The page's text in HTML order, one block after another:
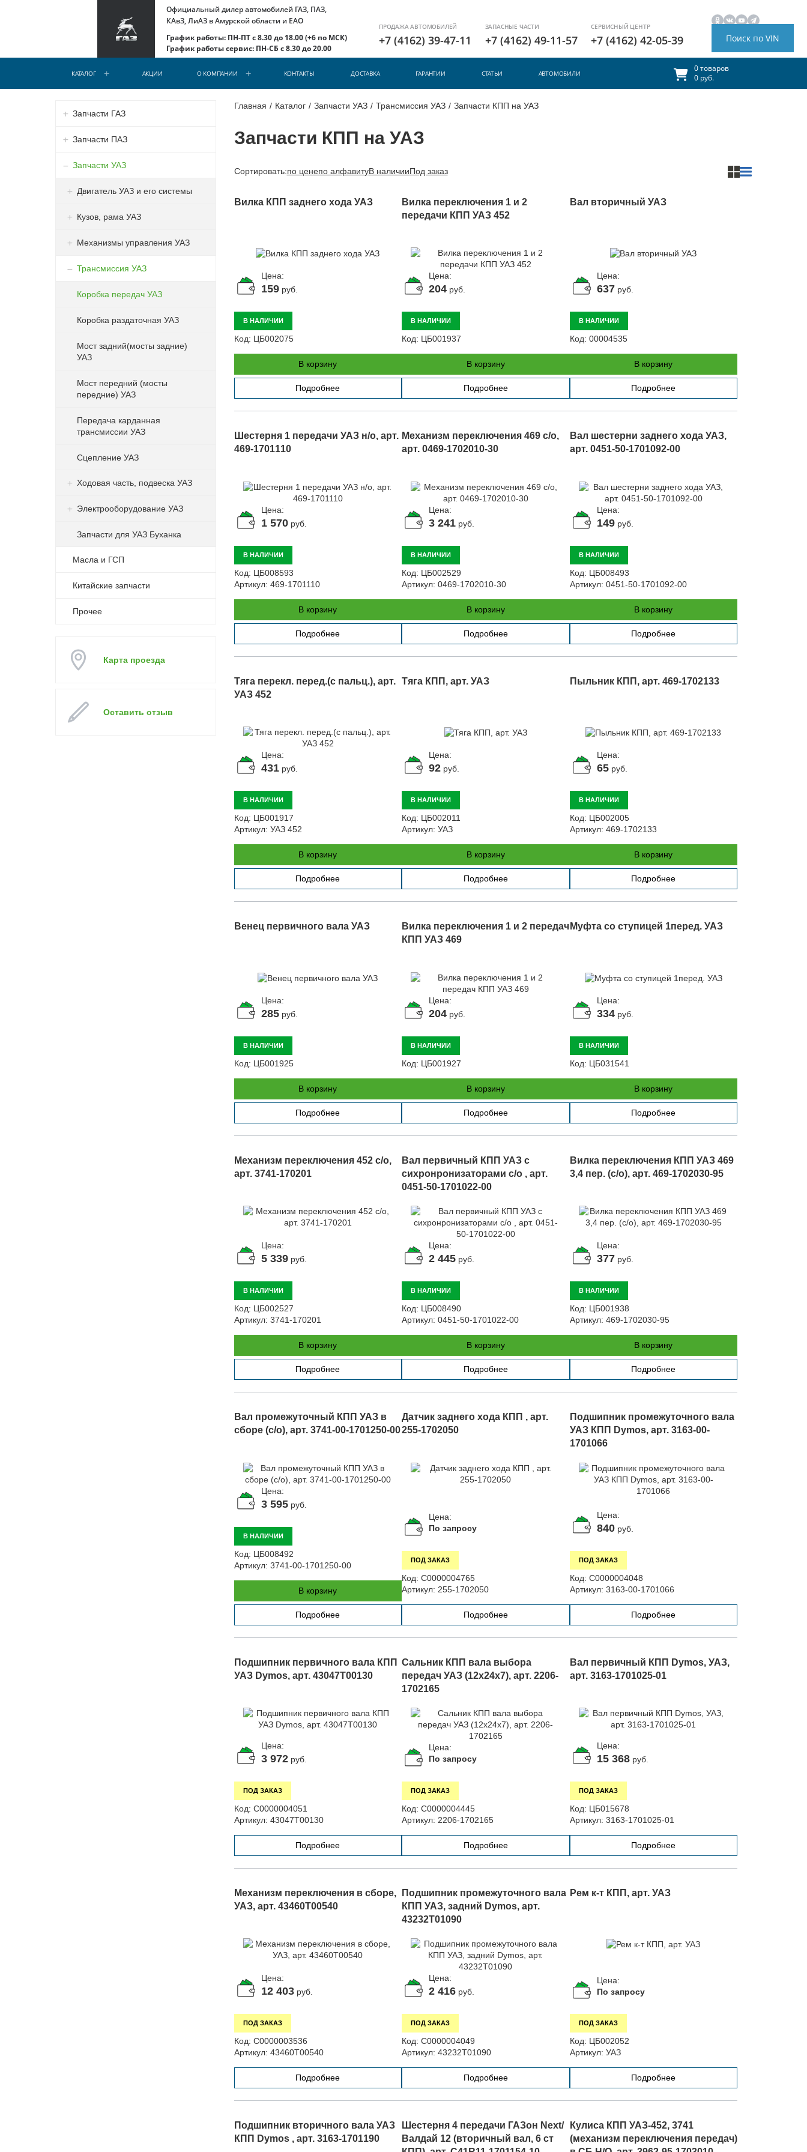
Официальный дилер автомобилей ГАЗ, ПАЗ,
КАвЗ, ЛиАЗ в Амурской области и ЕАО
График работы: ПН-ПТ с 8.30 до 18.00 (+6 по МСК)
График работы сервис: ПН-СБ с 8.30 до 20.00
ПРОДАЖА АВТОМОБИЛЕЙ
+7 (4162) 39-47-11
ЗАПАСНЫЕ ЧАСТИ
+7 (4162) 49-11-57
СЕРВИСНЫЙ ЦЕНТР
+7 (4162) 42-05-39 Поиск по VIN
КАТАЛОГ АКЦИИ О КОМПАНИИ КОНТАКТЫ ДОСТАВКА ГАРАНТИИ СТАТЬИ АВТОМОБИЛИ
0 товаров
0 руб.
Главная / Каталог / Запчасти УАЗ / Трансмиссия УАЗ / Запчасти КПП на УАЗ
Запчасти КПП на УАЗ
Запчасти ГАЗ
Запчасти ПАЗ
Запчасти УАЗ
Двигатель УАЗ и его системы
Кузов, рама УАЗ
Механизмы управления УАЗ
Трансмиссия УАЗ
Коробка передач УАЗ
Коробка раздаточная УАЗ
Мост задний(мосты задние)
УАЗ
Мост передний (мосты
передние) УАЗ
Передача карданная
трансмиссии УАЗ
Сцепление УАЗ
Ходовая часть, подвеска УАЗ
Электрооборудование УАЗ
Запчасти для УАЗ Буханка
Масла и ГСП
Китайские запчасти
Прочее
Карта проезда
Оставить отзыв
Сортировать:по ценепо алфавитуВ наличииПод заказ
Вилка КПП заднего хода УАЗ
Цена:
159руб.
В НАЛИЧИИ
Код: ЦБ002075
В корзину
Подробнее
Вилка переключения 1 и 2
передачи КПП УАЗ 452
Цена:
204 руб.
В НАЛИЧИИ
Код: ЦБ001937
В корзину
Подробнее
Вал вторичный УАЗ
Цена:
637руб.
В НАЛИЧИИ
Код: 00004535
В корзину
Подробнее
Шестерня 1 передачи УАЗ н/о, арт.
469-1701110
Цена:
1 570руб.
В НАЛИЧИИ
Код: ЦБ008593
Артикул: 469-1701110
В корзину
Подробнее
Механизм переключения 469 с/о,
арт. 0469-1702010-30
Цена:
3 241 руб.
В НАЛИЧИИ
Код: ЦБ002529
Артикул: 0469-1702010-30
В корзину
Подробнее
Вал шестерни заднего хода УАЗ,
арт. 0451-50-1701092-00
Цена:
149руб.
В НАЛИЧИИ
Код: ЦБ008493
Артикул: 0451-50-1701092-00
В корзину
Подробнее
Тяга перекл. перед.(с пальц.), арт.
УАЗ 452
Цена:
431руб.
В НАЛИЧИИ
Код: ЦБ001917
Артикул: УАЗ 452
В корзину
Подробнее
Тяга КПП, арт. УАЗ
Цена:
92 руб.
В НАЛИЧИИ
Код: ЦБ002011
Артикул: УАЗ
В корзину
Подробнее
Пыльник КПП, арт. 469-1702133
Цена:
65руб.
В НАЛИЧИИ
Код: ЦБ002005
Артикул: 469-1702133
В корзину
Подробнее
Венец первичного вала УАЗ
Цена:
285руб.
В НАЛИЧИИ
Код: ЦБ001925
В корзину
Подробнее
Вилка переключения 1 и 2 передач
КПП УАЗ 469
Цена:
204 руб.
В НАЛИЧИИ
Код: ЦБ001927
В корзину
Подробнее
Муфта со ступицей 1перед. УАЗ
Цена:
334руб.
В НАЛИЧИИ
Код: ЦБ031541
В корзину
Подробнее
Механизм переключения 452 с/о,
арт. 3741-170201
Цена:
5 339руб.
В НАЛИЧИИ
Код: ЦБ002527
Артикул: 3741-170201
В корзину
Подробнее
Вал первичный КПП УАЗ с
сихронронизаторами с/о , арт.
0451-50-1701022-00
Цена:
2 445 руб.
В НАЛИЧИИ
Код: ЦБ008490
Артикул: 0451-50-1701022-00
В корзину
Подробнее
Вилка переключения КПП УАЗ 469
3,4 пер. (с/о), арт. 469-1702030-95
Цена:
377руб.
В НАЛИЧИИ
Код: ЦБ001938
Артикул: 469-1702030-95
В корзину
Подробнее
Вал промежуточный КПП УАЗ в
сборе (с/о), арт. 3741-00-1701250-00
Цена:
3 595руб.
В НАЛИЧИИ
Код: ЦБ008492
Артикул: 3741-00-1701250-00
В корзину
Подробнее
Датчик заднего хода КПП , арт.
255-1702050
Цена:
По запросу
ПОД ЗАКАЗ
Код: С0000004765
Артикул: 255-1702050
Подробнее
Подшипник промежуточного вала
УАЗ КПП Dymos, арт. 3163-00-
1701066
Цена:
840руб.
ПОД ЗАКАЗ
Код: С0000004048
Артикул: 3163-00-1701066
Подробнее
Подшипник первичного вала КПП
УАЗ Dymos, арт. 43047T00130
Цена:
3 972руб.
ПОД ЗАКАЗ
Код: С0000004051
Артикул: 43047T00130
Подробнее
Сальник КПП вала выбора
передач УАЗ (12х24х7), арт. 2206-
1702165
Цена:
По запросу
ПОД ЗАКАЗ
Код: С0000004445
Артикул: 2206-1702165
Подробнее
Вал первичный КПП Dymos, УАЗ,
арт. 3163-1701025-01
Цена:
15 368руб.
ПОД ЗАКАЗ
Код: ЦБ015678
Артикул: 3163-1701025-01
Подробнее
Механизм переключения в сборе,
УАЗ, арт. 43460Т00540
Цена:
12 403руб.
ПОД ЗАКАЗ
Код: С0000003536
Артикул: 43460Т00540
Подробнее
Подшипник промежуточного вала
КПП УАЗ, задний Dymos, арт.
43232T01090
Цена:
2 416 руб.
ПОД ЗАКАЗ
Код: С0000004049
Артикул: 43232T01090
Подробнее
Рем к-т КПП, арт. УАЗ
Цена:
По запросу
ПОД ЗАКАЗ
Код: ЦБ002052
Артикул: УАЗ
Подробнее
Подшипник вторичного вала УАЗ
КПП Dymos , арт. 3163-1701190
Шестерня 4 передачи ГАЗон Next/
Валдай 12 (вторичный вал, 6 ст
Кулиса КПП УАЗ-452, 3741
(механизм переключения передач)